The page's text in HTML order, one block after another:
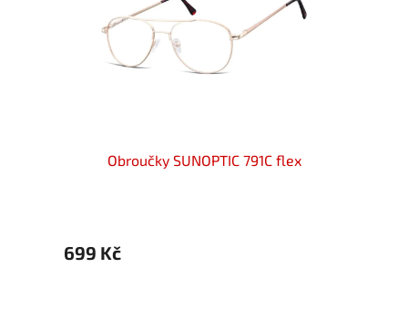
Obroučky SUNOPTIC 791C flex
699 Kč